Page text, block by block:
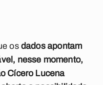
osdados apontam
nesse momento,
Cícero Lucena